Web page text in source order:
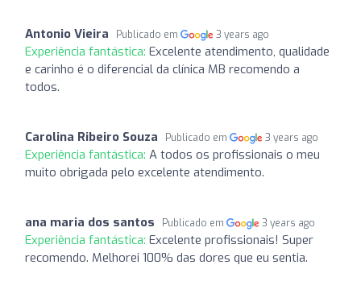
Antonio Vieira Publicado em 3 years ago
Experiência fantástica: Excelente atendimento, qualidade
e carinho é o diferencial da clínica MB recomendo a
todos.
Carolina Ribeiro Souza Publicado em 3 years ago
Experiência fantástica: A todos os profissionais o meu
muito obrigada pelo excelente atendimento.
ana maria dos santos Publicado em 3 years ago
Experiência fantástica: Excelente profissionais! Super
recomendo. Melhorei 100% das dores que eu sentia.